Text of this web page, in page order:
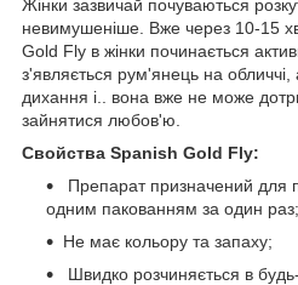
Жінки зазвичай почуваються
невимушеніше. Вже через 10-15
Gold Fly в жінки починається
з'являється рум'янець на
дихання і.. вона вже не може
зайнятися любов'ю.
Свойства Spanish Gold Fly:
Препарат призначений для
одним пакованням за один раз;
Не має кольору та запаху;
Швидко розчиняється в